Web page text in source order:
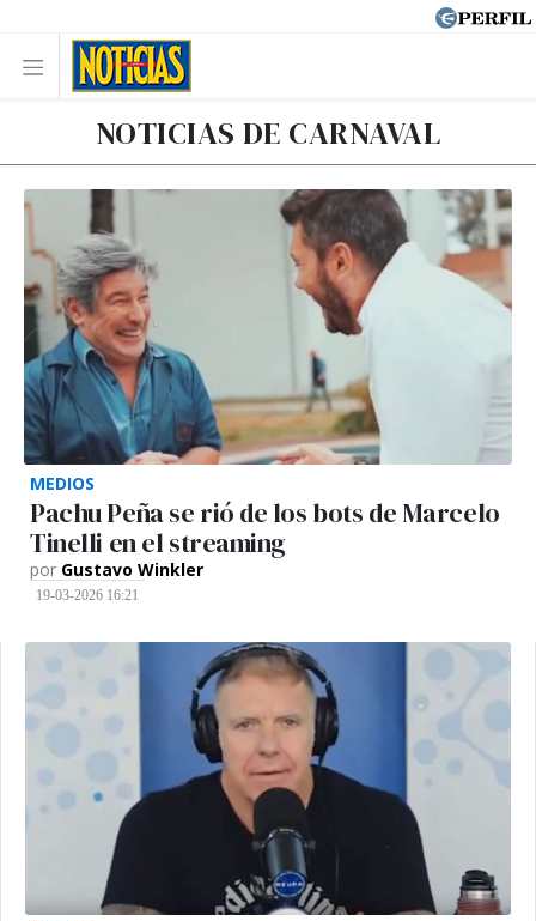
NOTICIAS DE CARNAVAL
MEDIOS
Pachu Peña se rió de los bots de Marcelo
Tinelli en el streaming
por Gustavo Winkler
19-03-2026 16:21